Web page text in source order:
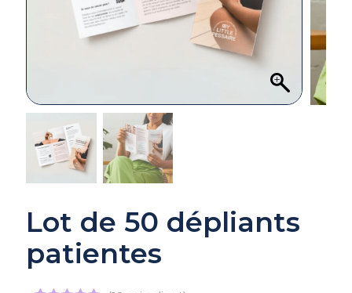
Lot de 50 dépliants
patientes